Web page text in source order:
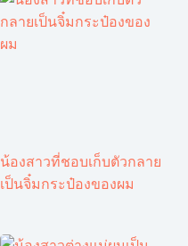
น้องสาวที่ชอบเก็บตัวกลาย
เป็นจิ๋มกระป๋องของผม